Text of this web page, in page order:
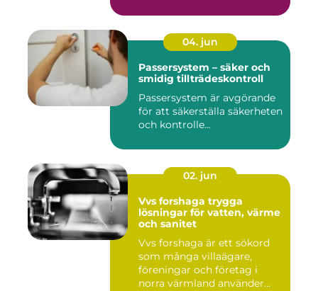
04. jun
Passersystem – säker och
smidig tillträdeskontroll
Passersystem är avgörande
för att säkerställa säkerheten
och kontrolle...
02. jun
Vvs forshaga trygga
lösningar för vatten, värme
och sanitet
Vvs forshaga är ett sökord
som många villaägare,
föreningar och företag i
norra värmland använder